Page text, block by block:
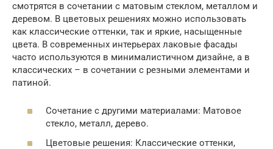
смотрятся в сочетании с матовым стеклом, металлом и
деревом. В цветовых решениях можно использовать
как классические оттенки, так и яркие, насыщенные
цвета. В современных интерьерах лаковые фасады
часто используются в минималистичном дизайне, а в
классических – в сочетании с резными элементами и
патиной.
Сочетание с другими материалами: Матовое
стекло, металл, дерево.
Цветовые решения: Классические оттенки,